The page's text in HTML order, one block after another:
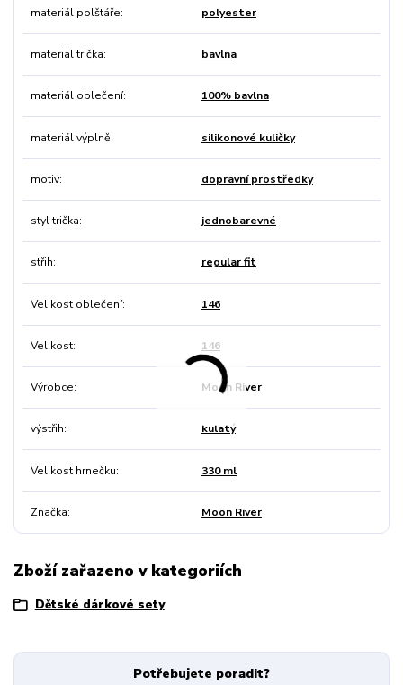
materiál polštáře polyester
material trička bavlna
materiál oblečení 100% bavlna
materiál výplně silikonové kuličky
motiv dopravní prostředky
styl trička jednobarevné
střih regular fit
Velikost oblečení 146
Velikost 146
Výrobce Moon River
výstřih kulatý
Velikost hrnečku 330 ml
Značka Moon River
Zboží zařazeno v kategoriích
Dětské dárkové sety
Potřebujete poradit?